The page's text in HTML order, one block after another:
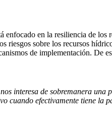
enfocado en la resiliencia de
riesgos sobre los recursos
de implementación. De
interesa de sobremanera
cuando efectivamente tiene